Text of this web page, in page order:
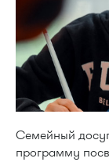
Семейный
программу